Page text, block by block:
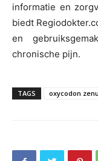
informatie en
biedt
en
chronische pijn.
TAGS oxycodon